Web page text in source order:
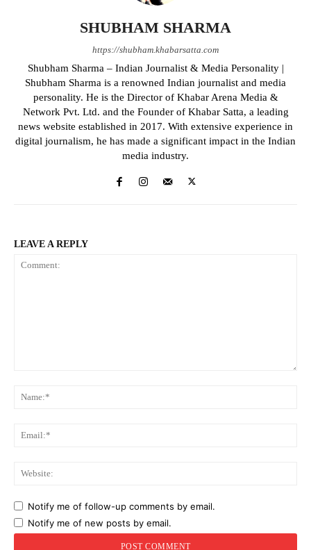
SHUBHAM SHARMA
https://shubham.khabarsatta.com
Shubham Sharma – Indian Journalist & Media Personality |
Shubham Sharma is a renowned Indian journalist and media
personality. He is the Director of Khabar Arena Media &
Network Pvt. Ltd. and the Founder of Khabar Satta, a leading
news website established in 2017. With extensive experience in
digital journalism, he has made a significant impact in the Indian
media industry.
LEAVE A REPLY
Notify me of follow-up comments by email.
Notify me of new posts by email.